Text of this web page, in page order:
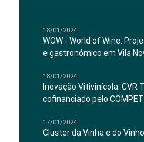
18/01/2024
WOW - World of Wine:
e gastronómico em Vila
18/01/2024
Inovação Vitivinícola: CVR
cofinanciado pelo
17/01/2024
Cluster da Vinha e do Vinho